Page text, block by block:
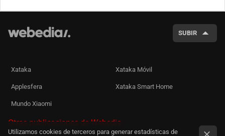
SUBIR
Xataka Xataka Móvil
Applesfera Xataka Smart Home
Mundo Xiaomi
Otras publicaciones de Webedia
Utilizamos cookies de terceros para generar estadísticas de